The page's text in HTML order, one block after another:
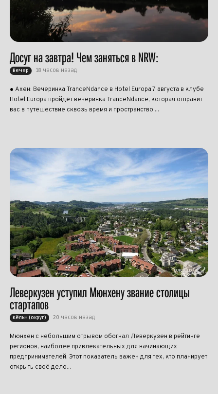
Досуг на завтра! Чем заняться в NRW:
Вечер 18 часов назад
● Ахен: Вечеринка TranceNdance в Hotel Europa 7 августа в клубе
Hotel Europa пройдёт вечеринка TranceNdance, которая отправит
вас в путешествие сквозь время и пространство....
Леверкузен уступил Мюнхену звание столицы
стартапов
Кёльн (округ) 20 часов назад
Мюнхен с небольшим отрывом обогнал Леверкузен в рейтинге
регионов, наиболее привлекательных для начинающих
предпринимателей. Этот показатель важен для тех, кто планирует
открыть своё дело...